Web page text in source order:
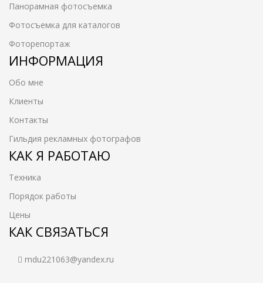
Панорамная фотосъемка
Фотосъемка для каталогов
Фоторепортаж
ИНФОРМАЦИЯ
Обо мне
Клиенты
Контакты
Гильдия рекламных фотографов
КАК Я РАБОТАЮ
Техника
Порядок работы
Цены
КАК СВЯЗАТЬСЯ
mdu221063@yandex.ru